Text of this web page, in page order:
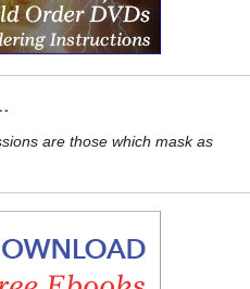
are those which mask as